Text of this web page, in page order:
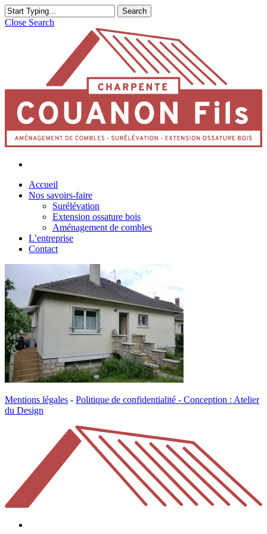
Search
Close Search
Accueil
Nos savoirs-faire
Surélévation
Extension ossature bois
Aménagement de combles
L’entreprise
Contact
Mentions légales - Politique de confidentialité - Conception : Atelier
du Design